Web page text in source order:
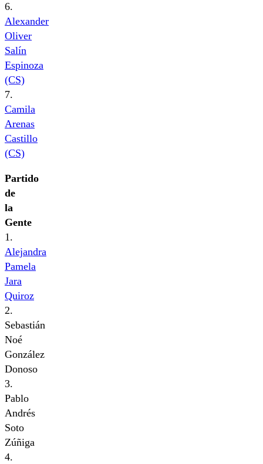
6.
Alexander
Oliver
Salín
Espinoza
(CS)
7.
Camila
Arenas
Castillo
(CS)
Partido
de
la
Gente
1.
Alejandra
Pamela
Jara
Quiroz
2.
Sebastián
Noé
González
Donoso
3.
Pablo
Andrés
Soto
Zúñiga
4.